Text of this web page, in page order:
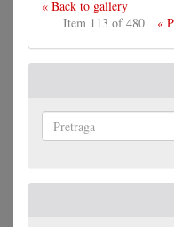
« Back to gallery
Item 113 of 480
«